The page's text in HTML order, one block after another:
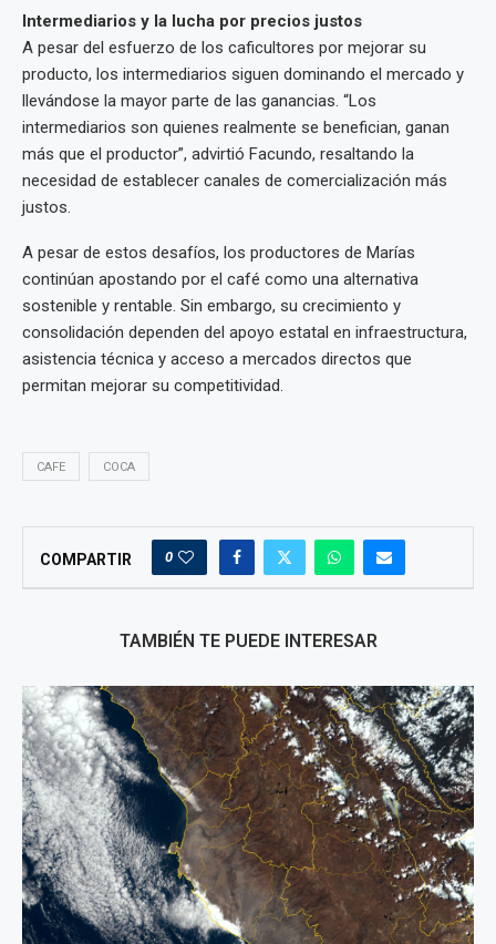
Intermediarios y la lucha por precios justos
A pesar del esfuerzo de los caficultores por mejorar su
producto, los intermediarios siguen dominando el mercado y
llevándose la mayor parte de las ganancias. “Los
intermediarios son quienes realmente se benefician, ganan
más que el productor”, advirtió Facundo, resaltando la
necesidad de establecer canales de comercialización más
justos.
A pesar de estos desafíos, los productores de Marías
continúan apostando por el café como una alternativa
sostenible y rentable. Sin embargo, su crecimiento y
consolidación dependen del apoyo estatal en infraestructura,
asistencia técnica y acceso a mercados directos que
permitan mejorar su competitividad.
CAFE COCA
COMPARTIR 0
TAMBIÉN TE PUEDE INTERESAR